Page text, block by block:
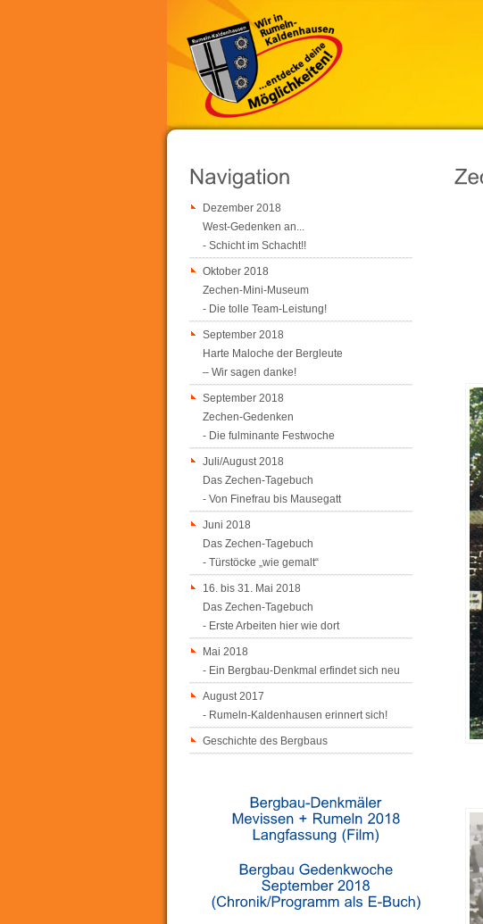
Dezember 2018
West-Gedenken an...
- Schicht im Schacht!!
Oktober 2018
Zechen-Mini-Museum
- Die tolle Team-Leistung!
September 2018
Harte Maloche der Bergleute
– Wir sagen danke!
September 2018
Zechen-Gedenken
- Die fulminante Festwoche
Juli/August 2018
Das Zechen-Tagebuch
- Von Finefrau bis Mausegatt
Juni 2018
Das Zechen-Tagebuch
- Türstöcke „wie gemalt“
16. bis 31. Mai 2018
Das Zechen-Tagebuch
- Erste Arbeiten hier wie dort
Mai 2018
- Ein Bergbau-Denkmal erfindet sich neu
August 2017
- Rumeln-Kaldenhausen erinnert sich!
Geschichte des Bergbaus